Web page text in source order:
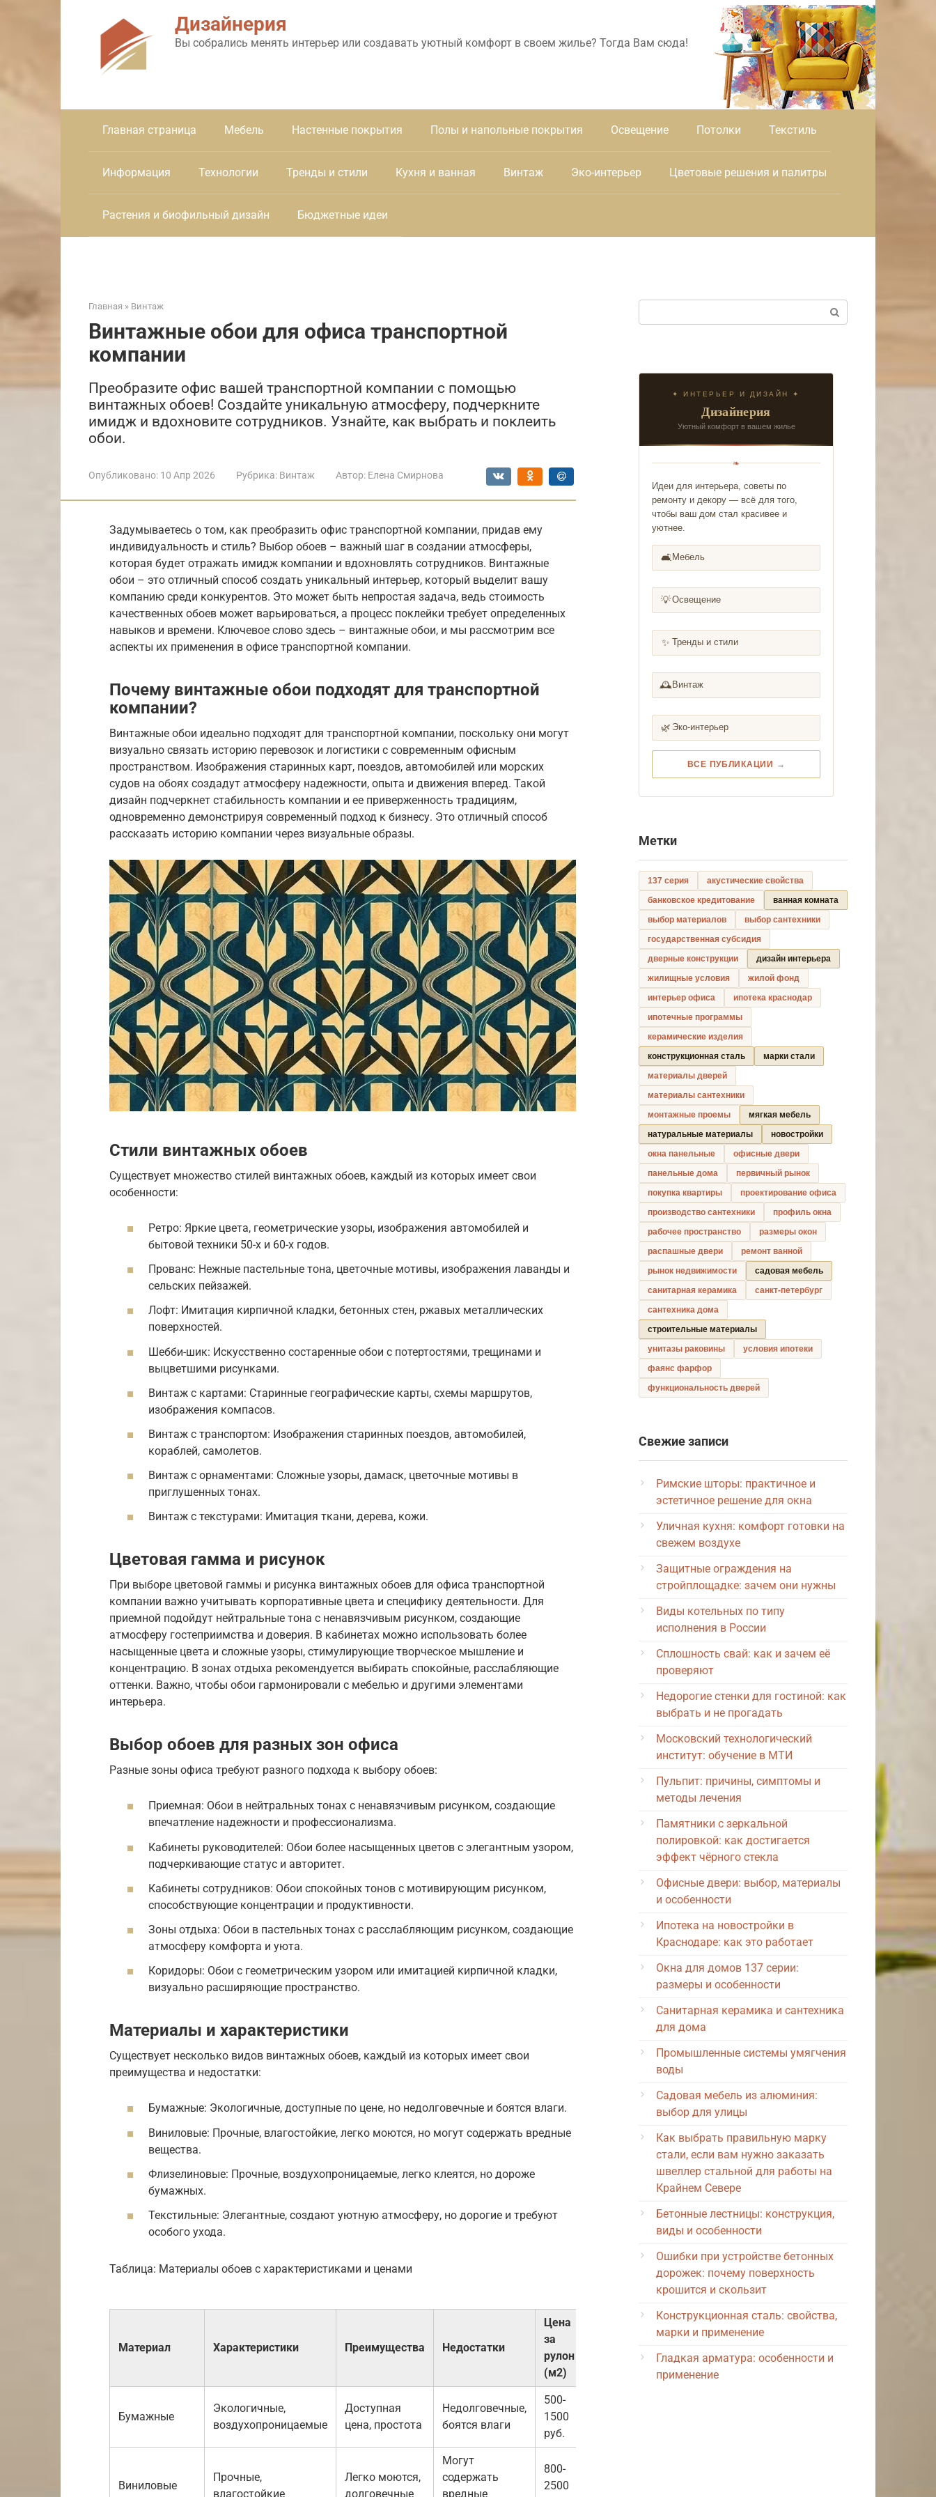
Дизайнерия
Вы собрались менять интерьер или создавать уютный комфорт в своем жилье? Тогда Вам сюда!
Главная страница Мебель Настенные покрытия Полы и напольные покрытия Освещение Потолки Текстиль
Информация Технологии Тренды и стили Кухня и ванная Винтаж Эко-интерьер Цветовые решения и палитры
Растения и биофильный дизайн Бюджетные идеи
Главная » Винтаж
Винтажные обои для офиса транспортной
компании
Преобразите офис вашей транспортной компании с помощью
винтажных обоев! Создайте уникальную атмосферу, подчеркните
имидж и вдохновите сотрудников. Узнайте, как выбрать и поклеить
обои.
Опубликовано: 10 Апр 2026 Рубрика: Винтаж Автор: Елена Смирнова
Задумываетесь о том, как преобразить офис транспортной компании, придав ему
индивидуальность и стиль? Выбор обоев – важный шаг в создании атмосферы,
которая будет отражать имидж компании и вдохновлять сотрудников. Винтажные
обои – это отличный способ создать уникальный интерьер, который выделит вашу
компанию среди конкурентов. Это может быть непростая задача, ведь стоимость
качественных обоев может варьироваться, а процесс поклейки требует определенных
навыков и времени. Ключевое слово здесь – винтажные обои, и мы рассмотрим все
аспекты их применения в офисе транспортной компании.
Почему винтажные обои подходят для транспортной
компании?
Винтажные обои идеально подходят для транспортной компании, поскольку они могут
визуально связать историю перевозок и логистики с современным офисным
пространством. Изображения старинных карт, поездов, автомобилей или морских
судов на обоях создадут атмосферу надежности, опыта и движения вперед. Такой
дизайн подчеркнет стабильность компании и ее приверженность традициям,
одновременно демонстрируя современный подход к бизнесу. Это отличный способ
рассказать историю компании через визуальные образы.
Стили винтажных обоев
Существует множество стилей винтажных обоев, каждый из которых имеет свои
особенности:
Ретро: Яркие цвета, геометрические узоры, изображения автомобилей и
бытовой техники 50-х и 60-х годов.
Прованс: Нежные пастельные тона, цветочные мотивы, изображения лаванды и
сельских пейзажей.
Лофт: Имитация кирпичной кладки, бетонных стен, ржавых металлических
поверхностей.
Шебби-шик: Искусственно состаренные обои с потертостями, трещинами и
выцветшими рисунками.
Винтаж с картами: Старинные географические карты, схемы маршрутов,
изображения компасов.
Винтаж с транспортом: Изображения старинных поездов, автомобилей,
кораблей, самолетов.
Винтаж с орнаментами: Сложные узоры, дамаск, цветочные мотивы в
приглушенных тонах.
Винтаж с текстурами: Имитация ткани, дерева, кожи.
Цветовая гамма и рисунок
При выборе цветовой гаммы и рисунка винтажных обоев для офиса транспортной
компании важно учитывать корпоративные цвета и специфику деятельности. Для
приемной подойдут нейтральные тона с ненавязчивым рисунком, создающие
атмосферу гостеприимства и доверия. В кабинетах можно использовать более
насыщенные цвета и сложные узоры, стимулирующие творческое мышление и
концентрацию. В зонах отдыха рекомендуется выбирать спокойные, расслабляющие
оттенки. Важно, чтобы обои гармонировали с мебелью и другими элементами
интерьера.
Выбор обоев для разных зон офиса
Разные зоны офиса требуют разного подхода к выбору обоев:
Приемная: Обои в нейтральных тонах с ненавязчивым рисунком, создающие
впечатление надежности и профессионализма.
Кабинеты руководителей: Обои более насыщенных цветов с элегантным узором,
подчеркивающие статус и авторитет.
Кабинеты сотрудников: Обои спокойных тонов с мотивирующим рисунком,
способствующие концентрации и продуктивности.
Зоны отдыха: Обои в пастельных тонах с расслабляющим рисунком, создающие
атмосферу комфорта и уюта.
Коридоры: Обои с геометрическим узором или имитацией кирпичной кладки,
визуально расширяющие пространство.
Материалы и характеристики
Существует несколько видов винтажных обоев, каждый из которых имеет свои
преимущества и недостатки:
Бумажные: Экологичные, доступные по цене, но недолговечные и боятся влаги.
Виниловые: Прочные, влагостойкие, легко моются, но могут содержать вредные
вещества.
Флизелиновые: Прочные, воздухопроницаемые, легко клеятся, но дороже
бумажных.
Текстильные: Элегантные, создают уютную атмосферу, но дорогие и требуют
особого ухода.
Таблица: Материалы обоев с характеристиками и ценами
Материал Характеристики Преимущества Недостатки
Цена
за
рулон
(м2)
Бумажные
Экологичные,
воздухопроницаемые
Доступная
цена, простота
Недолговечные,
боятся влаги
500-
1500
руб.
Виниловые
Прочные,
влагостойкие
Легко моются,
долговечные
Могут
содержать
вредные
800-
2500
✦ ИНТЕРЬЕР И ДИЗАЙН ✦
Дизайнерия
Уютный комфорт в вашем жилье
❧
Идеи для интерьера, советы по
ремонту и декору — всё для того,
чтобы ваш дом стал красивее и
уютнее.
🛋️ Мебель
💡Освещение
✨ Тренды и стили
🕰️ Винтаж
🌿 Эко-интерьер
ВСЕ ПУБЛИКАЦИИ →
Метки
137 серия
акустические свойства
банковское кредитование
ванная комната
выбор материалов
выбор сантехники
государственная субсидия
дверные конструкции
дизайн интерьера
жилищные условия
жилой фонд
интерьер офиса
ипотека краснодар
ипотечные программы
керамические изделия
конструкционная сталь
марки стали
материалы дверей
материалы сантехники
монтажные проемы
мягкая мебель
натуральные материалы
новостройки
окна панельные
офисные двери
панельные дома
первичный рынок
покупка квартиры
проектирование офиса
производство сантехники
профиль окна
рабочее пространство
размеры окон
распашные двери
ремонт ванной
рынок недвижимости
садовая мебель
санитарная керамика
санкт-петербург
сантехника дома
строительные материалы
унитазы раковины
условия ипотеки
фаянс фарфор
функциональность дверей
Свежие записи
Римские шторы: практичное и
эстетичное решение для окна
Уличная кухня: комфорт готовки на
свежем воздухе
Защитные ограждения на
стройплощадке: зачем они нужны
Виды котельных по типу
исполнения в России
Сплошность свай: как и зачем её
проверяют
Недорогие стенки для гостиной: как
выбрать и не прогадать
Московский технологический
институт: обучение в МТИ
Пульпит: причины, симптомы и
методы лечения
Памятники с зеркальной
полировкой: как достигается
эффект чёрного стекла
Офисные двери: выбор, материалы
и особенности
Ипотека на новостройки в
Краснодаре: как это работает
Окна для домов 137 серии:
размеры и особенности
Санитарная керамика и сантехника
для дома
Промышленные системы умягчения
воды
Садовая мебель из алюминия:
выбор для улицы
Как выбрать правильную марку
стали, если вам нужно заказать
швеллер стальной для работы на
Крайнем Севере
Бетонные лестницы: конструкция,
виды и особенности
Ошибки при устройстве бетонных
дорожек: почему поверхность
крошится и скользит
Конструкционная сталь: свойства,
марки и применение
Гладкая арматура: особенности и
применение